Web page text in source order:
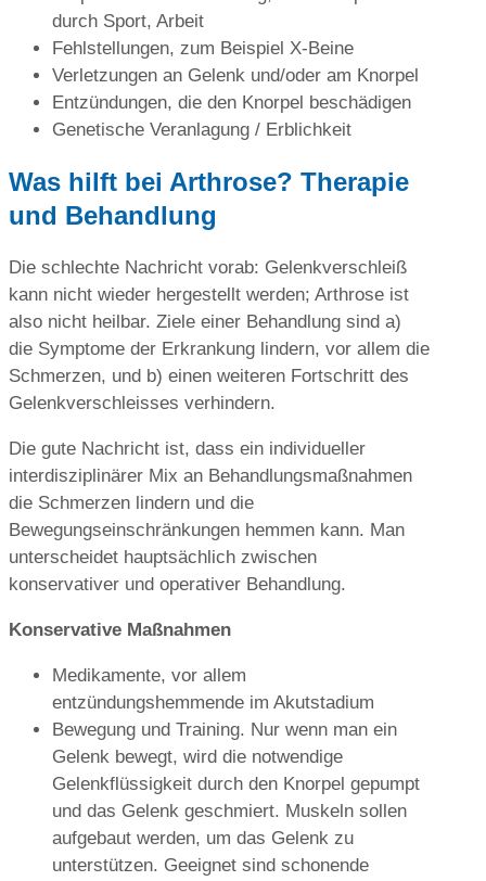
durch Sport, Arbeit
Fehlstellungen, zum Beispiel X-Beine
Verletzungen an Gelenk und/oder am Knorpel
Entzündungen, die den Knorpel beschädigen
Genetische Veranlagung / Erblichkeit
Was hilft bei Arthrose? Therapie
und Behandlung
Die schlechte Nachricht vorab: Gelenkverschleiß
kann nicht wieder hergestellt werden; Arthrose ist
also nicht heilbar. Ziele einer Behandlung sind a)
die Symptome der Erkrankung lindern, vor allem die
Schmerzen, und b) einen weiteren Fortschritt des
Gelenkverschleisses verhindern.
Die gute Nachricht ist, dass ein individueller
interdisziplinärer Mix an Behandlungsmaßnahmen
die Schmerzen lindern und die
Bewegungseinschränkungen hemmen kann. Man
unterscheidet hauptsächlich zwischen
konservativer und operativer Behandlung.
Konservative Maßnahmen
Medikamente, vor allem
entzündungshemmende im Akutstadium
Bewegung und Training. Nur wenn man ein
Gelenk bewegt, wird die notwendige
Gelenkflüssigkeit durch den Knorpel gepumpt
und das Gelenk geschmiert. Muskeln sollen
aufgebaut werden, um das Gelenk zu
unterstützen. Geeignet sind schonende